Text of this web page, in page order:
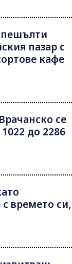
пазар с
кафе
се
до 2286
времето си,